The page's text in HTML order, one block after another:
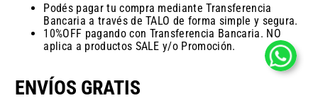
Podés pagar tu compra mediante Transferencia
Bancaria a través de TALO de forma simple y segura.
10%OFF pagando con Transferencia Bancaria. NO
aplica a productos SALE y/o Promoción.
ENVÍOS GRATIS